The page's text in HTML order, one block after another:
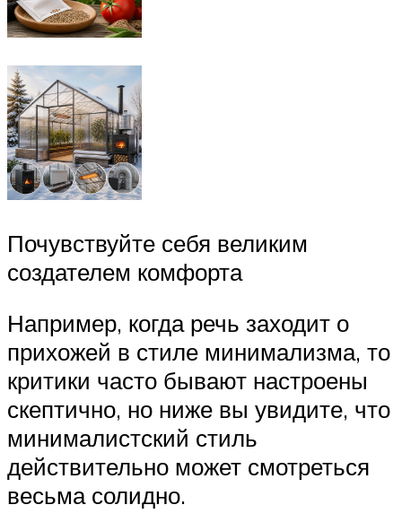
Почувствуйте себя великим
создателем комфорта
Например, когда речь заходит о
прихожей в стиле минимализма, то
критики часто бывают настроены
скептично, но ниже вы увидите, что
минималистский стиль
действительно может смотреться
весьма солидно.